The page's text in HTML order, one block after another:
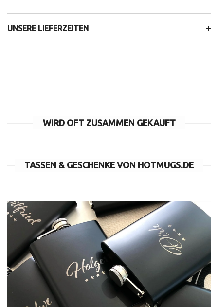
UNSERE LIEFERZEITEN
WIRD OFT ZUSAMMEN GEKAUFT
TASSEN & GESCHENKE VON HOTMUGS.DE